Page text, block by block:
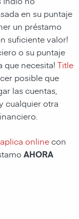
en su puntaje
un préstamo
suficiente valor!
o su puntaje
que necesita! Title
posible que
las cuentas,
cualquier otra
aplica onlinecon
AHORA